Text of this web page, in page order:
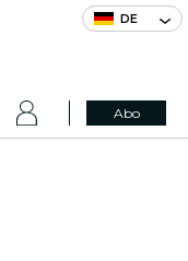
DE
Abo